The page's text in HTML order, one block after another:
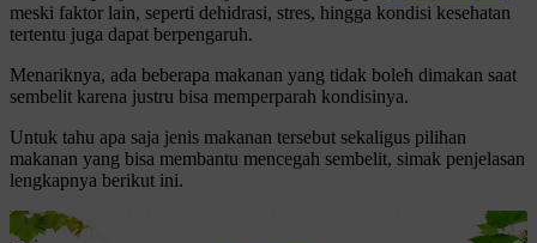
meski faktor lain, seperti dehidrasi, stres, hingga kondisi kesehatan
tertentu juga dapat berpengaruh.
Menariknya, ada beberapa makanan yang tidak boleh dimakan saat
sembelit karena justru bisa memperparah kondisinya.
Untuk tahu apa saja jenis makanan tersebut sekaligus pilihan
makanan yang bisa membantu mencegah sembelit, simak penjelasan
lengkapnya berikut ini.